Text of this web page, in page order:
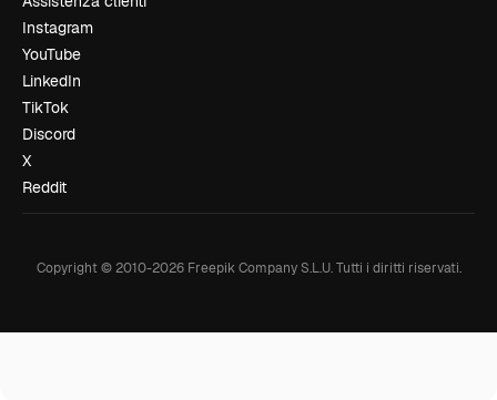
Instagram
YouTube
LinkedIn
TikTok
Discord
X
Reddit
Copyright © 2010-2026Freepik Company S.L.U. Tutti i diritti riservati.